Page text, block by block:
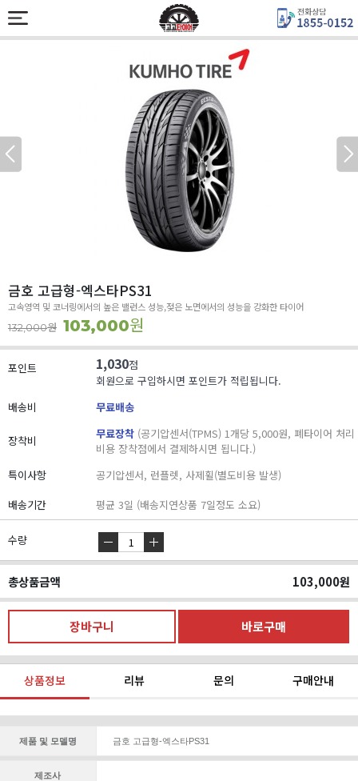
금호 고급형-엑스타PS31
고속영역 및 코너링에서의 높은 밸런스 성능,젖은 노면에서의 성능을 강화한 타이어
132,000원 103,000원
포인트 1,030점
회원으로 구입하시면 포인트가 적립됩니다.
배송비
무료배송
장착비 무료장착 (공기압센서(TPMS) 1개당 5,000원, 폐타이어 처리
비용 장착점에서 결제하시면 됩니다.)
특이사항
공기압센서, 런플렛, 사제휠(별도비용 발생)
배송기간
평균 3일 (배송지연상품 7일정도 소요)
수량
총상품금액 103,000원
상품정보 리뷰 문의 구매안내
제품 및 모델명 금호 고급형-엑스타PS31
제조사